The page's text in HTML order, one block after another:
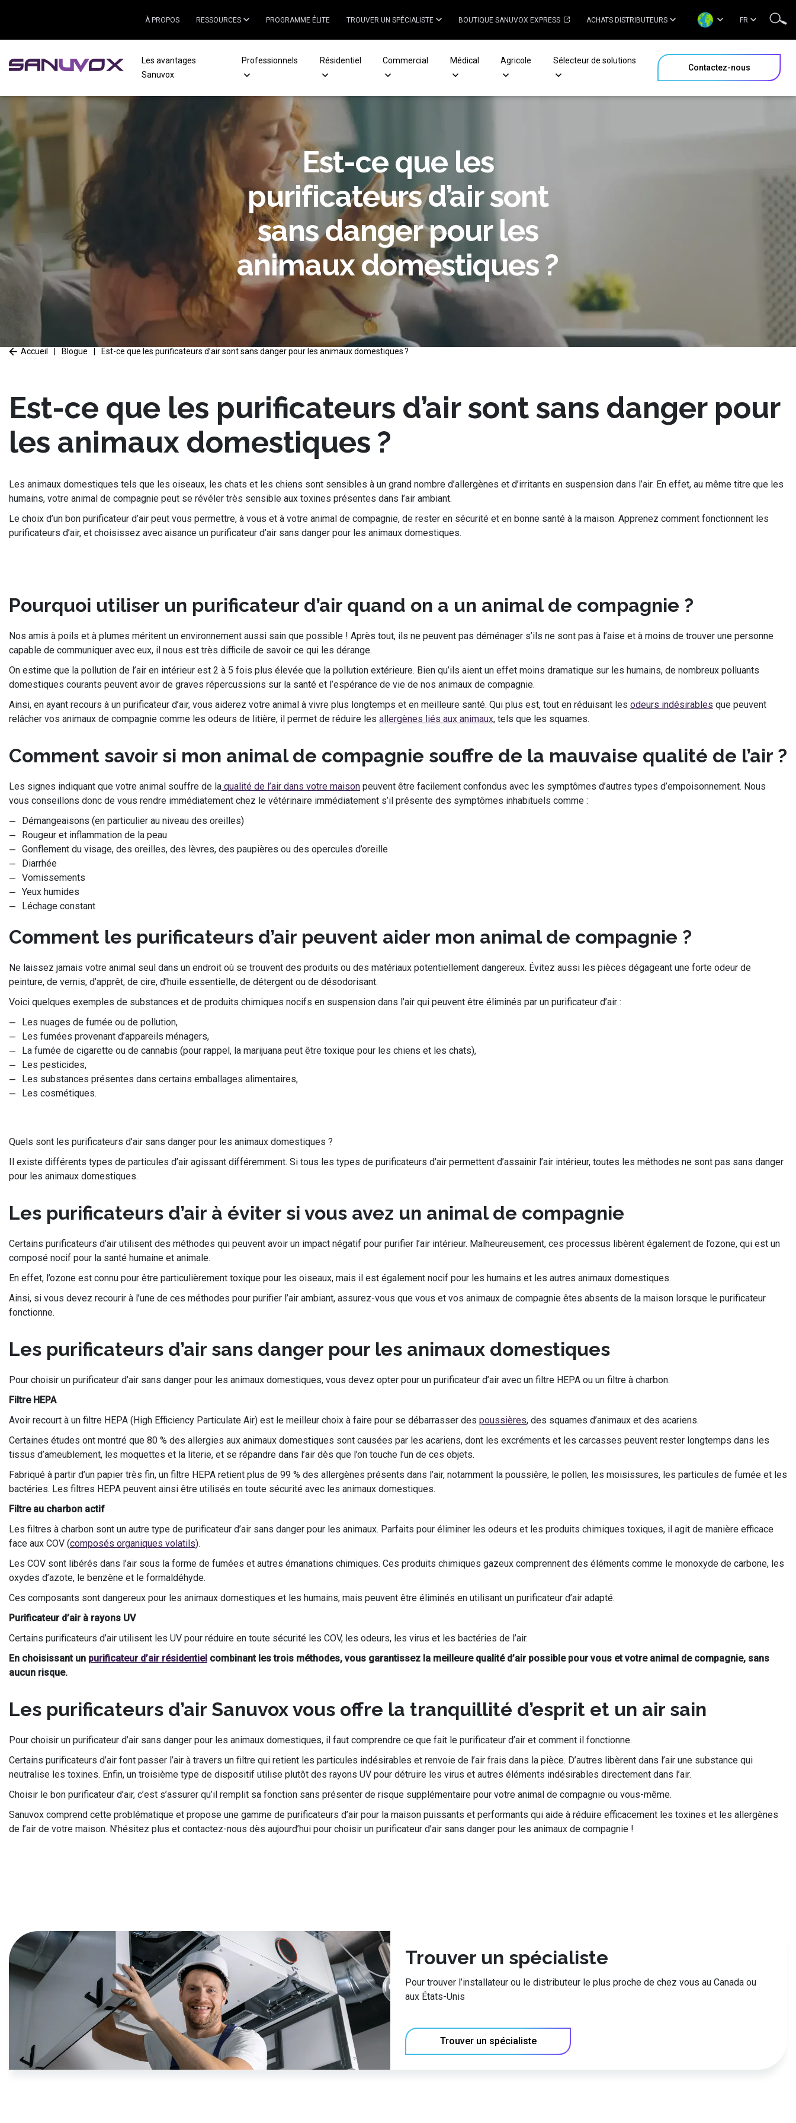
À PROPOS RESSOURCES PROGRAMME ÉLITE TROUVER UN SPÉCIALISTE BOUTIQUE SANUVOX EXPRESS ACHATS DISTRIBUTEURS FR
Les avantages
Sanuvox
Professionnels Résidentiel Commercial Médical Agricole Sélecteur de solutions
Contactez-nous
Est-ce que les
purificateurs d’air sont
sans danger pour les
animaux domestiques ?
Accueil Blogue Est-ce que les purificateurs d’air sont sans danger pour les animaux domestiques ?
Est-ce que les purificateurs d’air sont sans danger pour
les animaux domestiques ?
Les animaux domestiques tels que les oiseaux, les chats et les chiens sont sensibles à un grand nombre d’allergènes et d’irritants en suspension dans l’air. En effet, au même titre que les
humains, votre animal de compagnie peut se révéler très sensible aux toxines présentes dans l’air ambiant.
Le choix d’un bon purificateur d’air peut vous permettre, à vous et à votre animal de compagnie, de rester en sécurité et en bonne santé à la maison. Apprenez comment fonctionnent les
purificateurs d’air, et choisissez avec aisance un purificateur d’air sans danger pour les animaux domestiques.
Pourquoi utiliser un purificateur d’air quand on a un animal de compagnie ?
Nos amis à poils et à plumes méritent un environnement aussi sain que possible ! Après tout, ils ne peuvent pas déménager s’ils ne sont pas à l’aise et à moins de trouver une personne
capable de communiquer avec eux, il nous est très difficile de savoir ce qui les dérange.
On estime que la pollution de l’air en intérieur est 2 à 5 fois plus élevée que la pollution extérieure. Bien qu’ils aient un effet moins dramatique sur les humains, de nombreux polluants
domestiques courants peuvent avoir de graves répercussions sur la santé et l’espérance de vie de nos animaux de compagnie.
Ainsi, en ayant recours à un purificateur d’air, vous aiderez votre animal à vivre plus longtemps et en meilleure santé. Qui plus est, tout en réduisant les odeurs indésirables que peuvent
relâcher vos animaux de compagnie comme les odeurs de litière, il permet de réduire les allergènes liés aux animaux, tels que les squames.
Comment savoir si mon animal de compagnie souffre de la mauvaise qualité de l’air ?
Les signes indiquant que votre animal souffre de la qualité de l’air dans votre maison peuvent être facilement confondus avec les symptômes d’autres types d’empoisonnement. Nous
vous conseillons donc de vous rendre immédiatement chez le vétérinaire immédiatement s’il présente des symptômes inhabituels comme :
Démangeaisons (en particulier au niveau des oreilles)
Rougeur et inflammation de la peau
Gonflement du visage, des oreilles, des lèvres, des paupières ou des opercules d’oreille
Diarrhée
Vomissements
Yeux humides
Léchage constant
Comment les purificateurs d’air peuvent aider mon animal de compagnie ?
Ne laissez jamais votre animal seul dans un endroit où se trouvent des produits ou des matériaux potentiellement dangereux. Évitez aussi les pièces dégageant une forte odeur de
peinture, de vernis, d’apprêt, de cire, d’huile essentielle, de détergent ou de désodorisant.
Voici quelques exemples de substances et de produits chimiques nocifs en suspension dans l’air qui peuvent être éliminés par un purificateur d’air :
Les nuages de fumée ou de pollution,
Les fumées provenant d’appareils ménagers,
La fumée de cigarette ou de cannabis (pour rappel, la marijuana peut être toxique pour les chiens et les chats),
Les pesticides,
Les substances présentes dans certains emballages alimentaires,
Les cosmétiques.
Quels sont les purificateurs d’air sans danger pour les animaux domestiques ?
Il existe différents types de particules d’air agissant différemment. Si tous les types de purificateurs d’air permettent d’assainir l’air intérieur, toutes les méthodes ne sont pas sans danger
pour les animaux domestiques.
Les purificateurs d’air à éviter si vous avez un animal de compagnie
Certains purificateurs d’air utilisent des méthodes qui peuvent avoir un impact négatif pour purifier l’air intérieur. Malheureusement, ces processus libèrent également de l’ozone, qui est un
composé nocif pour la santé humaine et animale.
En effet, l’ozone est connu pour être particulièrement toxique pour les oiseaux, mais il est également nocif pour les humains et les autres animaux domestiques.
Ainsi, si vous devez recourir à l’une de ces méthodes pour purifier l’air ambiant, assurez-vous que vous et vos animaux de compagnie êtes absents de la maison lorsque le purificateur
fonctionne.
Les purificateurs d’air sans danger pour les animaux domestiques
Pour choisir un purificateur d’air sans danger pour les animaux domestiques, vous devez opter pour un purificateur d’air avec un filtre HEPA ou un filtre à charbon.
Filtre HEPA
Avoir recourt à un filtre HEPA (High Efficiency Particulate Air) est le meilleur choix à faire pour se débarrasser des poussières, des squames d’animaux et des acariens.
Certaines études ont montré que 80 % des allergies aux animaux domestiques sont causées par les acariens, dont les excréments et les carcasses peuvent rester longtemps dans les
tissus d’ameublement, les moquettes et la literie, et se répandre dans l’air dès que l’on touche l’un de ces objets.
Fabriqué à partir d’un papier très fin, un filtre HEPA retient plus de 99 % des allergènes présents dans l’air, notamment la poussière, le pollen, les moisissures, les particules de fumée et les
bactéries. Les filtres HEPA peuvent ainsi être utilisés en toute sécurité avec les animaux domestiques.
Filtre au charbon actif
Les filtres à charbon sont un autre type de purificateur d’air sans danger pour les animaux. Parfaits pour éliminer les odeurs et les produits chimiques toxiques, il agit de manière efficace
face aux COV (composés organiques volatils).
Les COV sont libérés dans l’air sous la forme de fumées et autres émanations chimiques. Ces produits chimiques gazeux comprennent des éléments comme le monoxyde de carbone, les
oxydes d’azote, le benzène et le formaldéhyde.
Ces composants sont dangereux pour les animaux domestiques et les humains, mais peuvent être éliminés en utilisant un purificateur d’air adapté.
Purificateur d’air à rayons UV
Certains purificateurs d’air utilisent les UV pour réduire en toute sécurité les COV, les odeurs, les virus et les bactéries de l’air.
En choisissant un purificateur d’air résidentiel combinant les trois méthodes, vous garantissez la meilleure qualité d’air possible pour vous et votre animal de compagnie, sans
aucun risque.
Les purificateurs d’air Sanuvox vous offre la tranquillité d’esprit et un air sain
Pour choisir un purificateur d’air sans danger pour les animaux domestiques, il faut comprendre ce que fait le purificateur d’air et comment il fonctionne.
Certains purificateurs d’air font passer l’air à travers un filtre qui retient les particules indésirables et renvoie de l’air frais dans la pièce. D’autres libèrent dans l’air une substance qui
neutralise les toxines. Enfin, un troisième type de dispositif utilise plutôt des rayons UV pour détruire les virus et autres éléments indésirables directement dans l’air.
Choisir le bon purificateur d’air, c’est s’assurer qu’il remplit sa fonction sans présenter de risque supplémentaire pour votre animal de compagnie ou vous-même.
Sanuvox comprend cette problématique et propose une gamme de purificateurs d’air pour la maison puissants et performants qui aide à réduire efficacement les toxines et les allergènes
de l’air de votre maison. N’hésitez plus et contactez-nous dès aujourd’hui pour choisir un purificateur d’air sans danger pour les animaux de compagnie !
Trouver un spécialiste
Pour trouver l’installateur ou le distributeur le plus proche de chez vous au Canada ou
aux États-Unis
Trouver un spécialiste